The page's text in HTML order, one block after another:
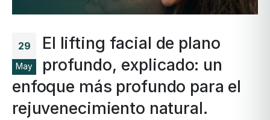
29
May
El lifting facial de plano
profundo, explicado: un
enfoque más profundo para el
rejuvenecimiento natural.